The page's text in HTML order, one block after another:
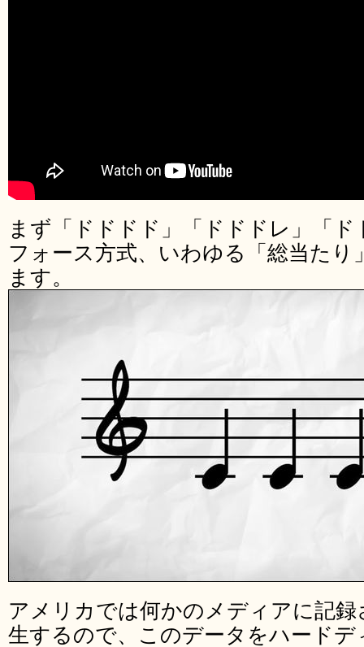
まず「ドドドド」「ドドドレ」「
フォース方式、いわゆる「総当たり
ます。
アメリカでは何かのメディアに記
生するので、このデータをハード